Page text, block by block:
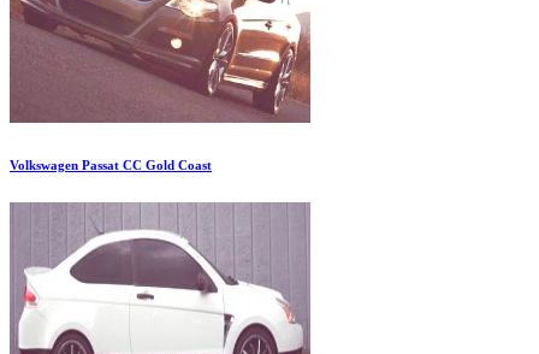
Volkswagen Passat CC Gold Coast